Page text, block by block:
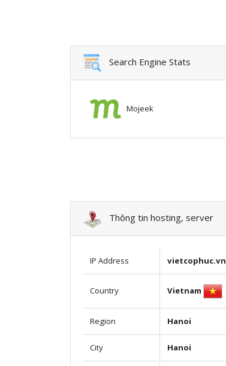
Search Engine Stats
Mojeek
Thông tin hosting, server
IP Address vietcophuc.vn
Country Vietnam
Region Hanoi
City Hanoi